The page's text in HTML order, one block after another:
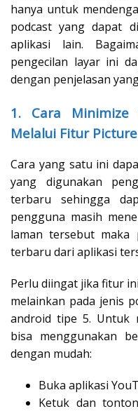
hanya untuk
podcast yang dapat
aplikasi lain.
pengecilan layar ini
dengan penjelasan
1. Cara Minimize
Melalui Fitur
Cara yang satu ini
yang digunakan
terbaru sehingga
pengguna masih
laman tersebut maka
terbaru dari aplikasi
Perlu diingat jika fitur
melainkan pada jenis
android tipe 5. Untuk
bisa menggunakan
dengan mudah:
Buka aplikasi
Ketuk dan